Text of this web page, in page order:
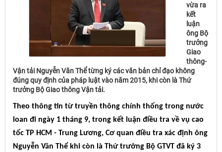
vừa ra
kết
luận
ông Bộ
trưởng
Giao
thông-
Vận tải Nguyễn Văn Thể từng ký các văn bản chỉ đạo không
đúng quy định của pháp luật vào năm 2015, khi còn là Thứ
trưởng Bộ Giao thông Vận tải.
Theo thông tin từ truyền thông chính thống trong nước
loan đi ngày 1 tháng 9, trong kết luận điều tra về vụ cao
tốc TP HCM - Trung Lương, Cơ quan điều tra xác định ông
Nguyễn Văn Thể khi còn là Thứ trưởng Bộ GTVT đã ký 3